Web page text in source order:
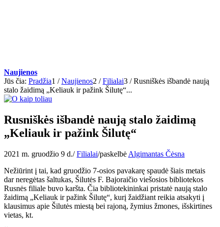
Naujienos
Jūs čia: Pradžia1 / Naujienos2 / Filialai3 / Rusniškės išbandė naują
stalo žaidimą „Keliauk ir pažink Šilutę“...
Rusniškės išbandė naują stalo žaidimą
„Keliauk ir pažink Šilutę“
2021 m. gruodžio 9 d./ Filialai/paskelbė Algimantas Čėsna
Nežiūrint į tai, kad gruodžio 7-osios pavakarę spaudė šiais metais
dar neregėtas šaltukas, Šilutės F. Bajoraičio viešosios bibliotekos
Rusnės filiale buvo karšta. Čia bibliotekininkai pristatė naują stalo
žaidimą „Keliauk ir pažink Šilutę“, kurį žaidžiant reikia atsakyti į
klausimus apie Šilutės miestą bei rajoną, žymius žmones, išskirtines
vietas, kt.